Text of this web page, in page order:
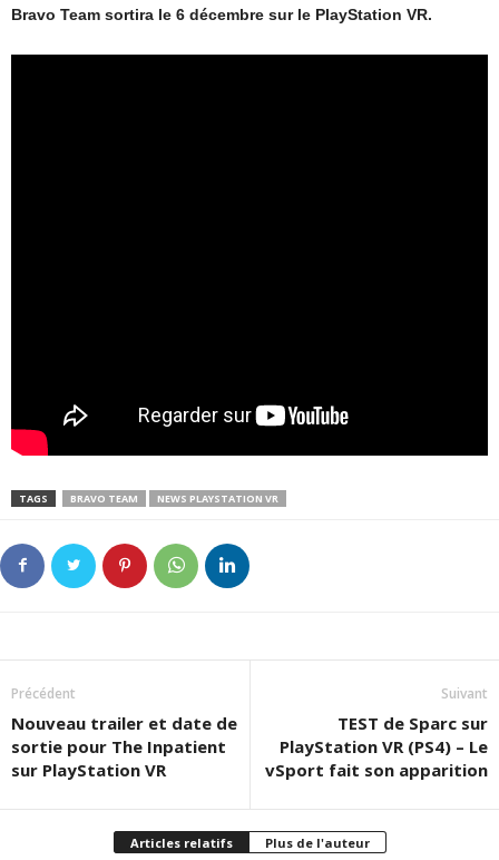
Bravo Team sortira le 6 décembre sur le PlayStation VR.
TAGS BRAVO TEAM NEWS PLAYSTATION VR
Précédent
Nouveau trailer et date de
sortie pour The Inpatient
sur PlayStation VR
Suivant
TEST de Sparc sur
PlayStation VR (PS4) – Le
vSport fait son apparition
Articles relatifs Plus de l'auteur